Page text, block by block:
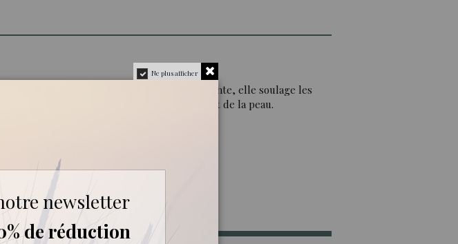
de la peau. Régénérante, cicatrisante, elle soulage les
un excellent soin contre le vieillissement de la peau.
ternes et sensibilisés.
pour leur qualité.
Ne plus afficher
newsletter
de réduction